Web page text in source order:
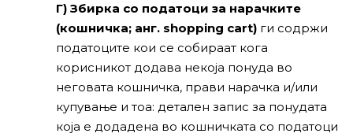
Г) Збирка со податоци за нарачките
(кошничка; анг. shopping cart) ги содржи
податоците кои се собираат кога
корисникот додава некоја понуда во
неговата кошничка, прави нарачка и/или
купување и тоа: детален запис за понудата
која е додадена во кошничката со податоци